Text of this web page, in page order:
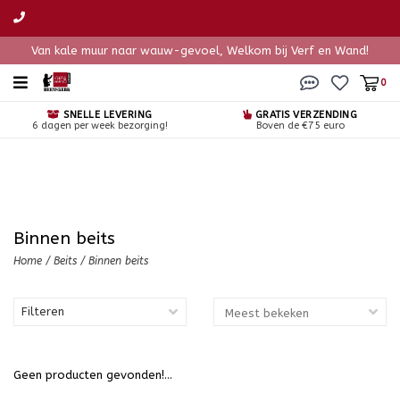
Van kale muur naar wauw-gevoel, Welkom bij Verf en Wand!
0
SNELLE LEVERING
6 dagen per week bezorging!
GRATIS VERZENDING
Boven de €75 euro
Binnen beits
Home / Beits / Binnen beits
Filteren
Geen producten gevonden!...